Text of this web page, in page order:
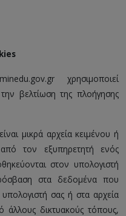
χρησιμοποιεί
βελτίωση της πλοήγησης
μικρά αρχεία κειμένου ή
τον εξυπηρετητή ενός
στον υπολογιστή
στα δεδομένα που
σας ή στα αρχεία
άλλους δικτυακούς τόπους,